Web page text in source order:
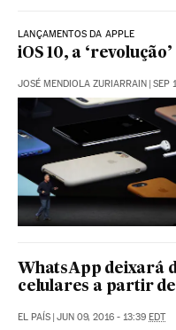
LANÇAMENTOS DA APPLE
iOS 10, a
JOSÉ MENDIOLA ZURIARRAIN SEP
WhatsApp deixará
celulares a partir de
EL PAÍS JUN 09, 2016 - 13:39 EDT